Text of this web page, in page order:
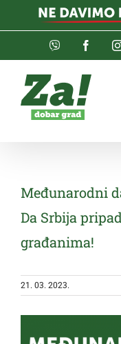
Viber
Međunarodni
Da Srbija
građanima!
21. 03. 2023.